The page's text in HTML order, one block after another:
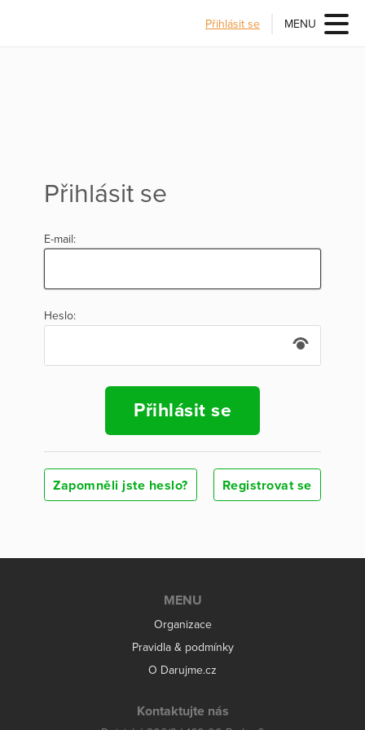
Přihlásit se MENU
Přihlásit se
E-mail:
Heslo:
Přihlásit se
Zapomněli jste heslo? Registrovat se
MENU
Organizace
Pravidla & podmínky
O Darujme.cz
Kontaktujte nás